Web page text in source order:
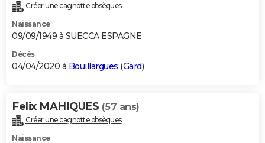
Créer une cagnotte obsèques
Naissance
09/09/1949 à SUECCA ESPAGNE
Décès
04/04/2020 à Bouillargues (Gard)
Felix MAHIQUES (57 ans)
Créer une cagnotte obsèques
Naissance